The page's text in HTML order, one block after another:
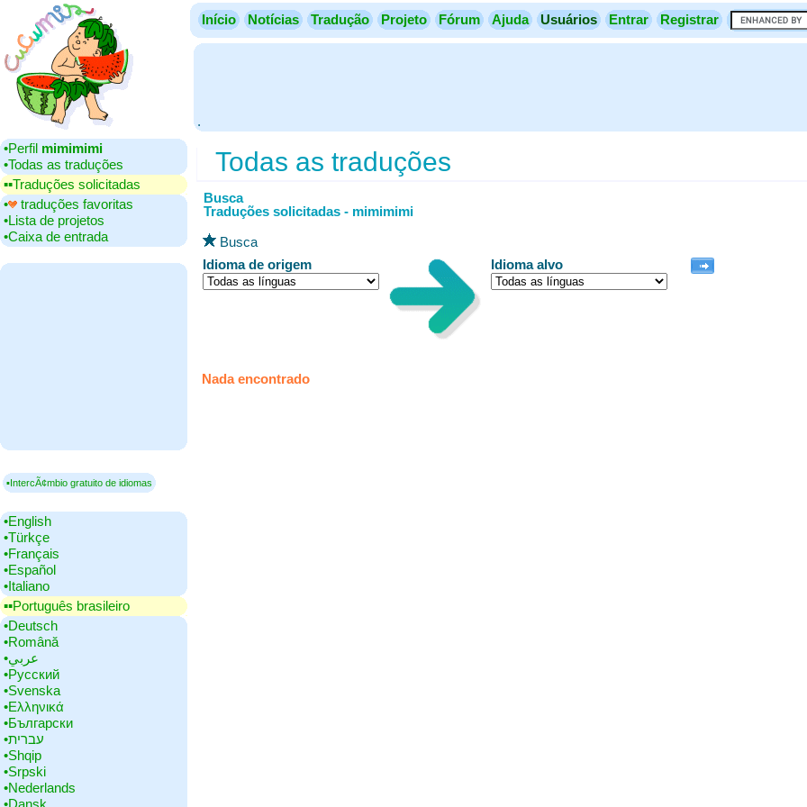
Início Notícias Tradução Projeto Fórum Ajuda Usuários Entrar Registrar
.
•‎Perfil mimimimi
•‎Todas as traduções
▪▪‎Traduções solicitadas
•‎
traduções favoritas
•‎Lista de projetos
•‎Caixa de entrada
▪IntercÃ¢mbio gratuito de idiomas
•‎English
•‎Türkçe
•‎Français
•‎Español
•‎Italiano
▪▪‎Português brasileiro
•‎Deutsch
•‎Română
•‎عربي
•‎Русский
•‎Svenska
•‎Ελληνικά
•‎Български
•‎עברית
•‎Shqip
•‎Srpski
•‎Nederlands
•‎Dansk
Todas as traduções
Busca
Traduções solicitadas - mimimimi
Busca
Idioma de origem
Idioma alvo
Nada encontrado